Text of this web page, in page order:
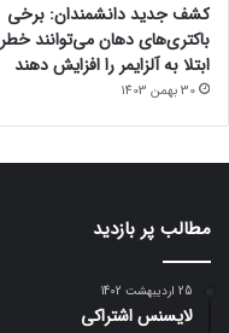
کشف جدید دانشمندان: برخی
باکتری‌های دهان می‌توانند خطر
ابتلا به آلزایمر را افزایش دهند
30 بهمن 1403
مطالب پر بازدید
25 اردیبهشت 1402
لایسنس اشتراکی